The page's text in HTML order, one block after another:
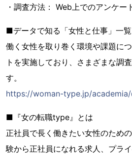
・調査方法： Web上でのアンケー
■データで知る「女性と仕事」一覧
働く女性を取り巻く環境や課題に
トを実施しており、さまざまな調
す。
https://woman-type.jp/
■『女の転職type』とは
正社員で長く働きたい女性のため
験から正社員になれる求人、プラ